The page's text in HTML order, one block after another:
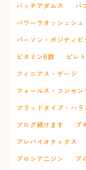
パッチアダムス
パ
パワーウオッシュシュ
パーソン・ポジティ
ビタミンB群
ピレ
フィニアス・ゲージ
フォールス・コンセ
ブラッドタイプ・ハラ
ブログ続けます
プ
プレバイオティクス
プロシア二ジン
プ